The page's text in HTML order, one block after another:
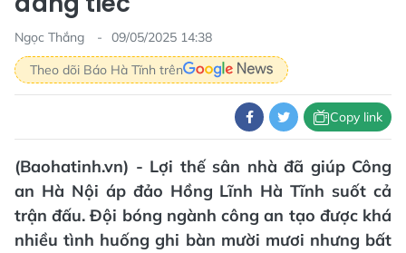
Ngọc Thắng
09/05/2025 14:38
Theo dõi Báo Hà Tĩnh trên
Copy link
(Baohatinh.vn) - Lợi thế sân nhà đã giúp Công
an Hà Nội áp đảo Hồng Lĩnh Hà Tĩnh suốt cả
trận đấu. Đội bóng ngành công an tạo được khá
nhiều tình huống ghi bàn mười mươi nhưng bất